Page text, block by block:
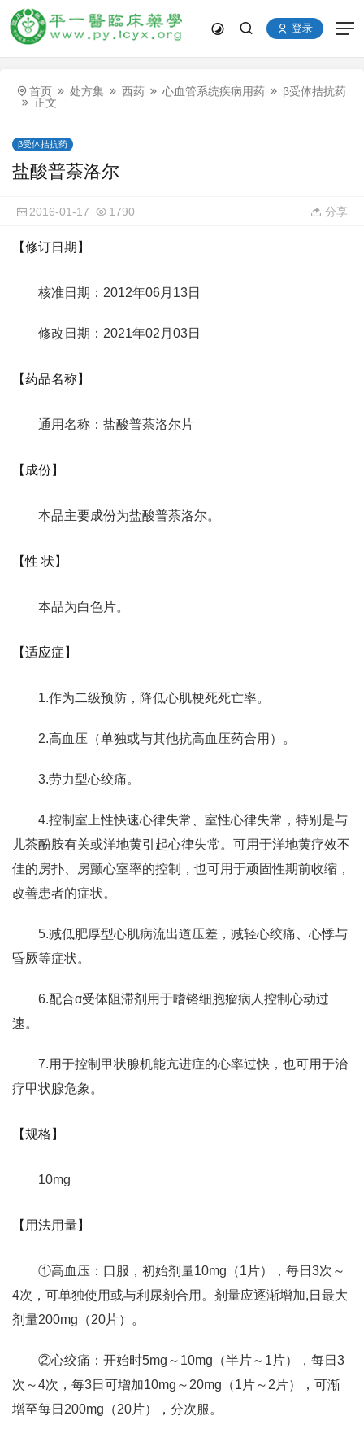
登录
首页 处方集 西药 心血管系统疾病用药
β受体拮抗药
正文
β受体拮抗药
盐酸普萘洛尔
2016-01-17 1790 分享
【修订日期】
核准日期：2012年06月13日
修改日期：2021年02月03日
【药品名称】
通用名称：盐酸普萘洛尔片
【成份】
本品主要成份为盐酸普萘洛尔。
【性 状】
本品为白色片。
【适应症】
1.作为二级预防，降低心肌梗死死亡率。
2.高血压（单独或与其他抗高血压药合用）。
3.劳力型心绞痛。
4.控制室上性快速心律失常、室性心律失常，特别是与
儿茶酚胺有关或洋地黄引起心律失常。可用于洋地黄疗效不
佳的房扑、房颤心室率的控制，也可用于顽固性期前收缩，
改善患者的症状。
5.减低肥厚型心肌病流出道压差，减轻心绞痛、心悸与
昏厥等症状。
6.配合α受体阻滞剂用于嗜铬细胞瘤病人控制心动过
速。
7.用于控制甲状腺机能亢进症的心率过快，也可用于治
疗甲状腺危象。
【规格】
10mg
【用法用量】
①高血压：口服，初始剂量10mg（1片），每日3次～
4次，可单独使用或与利尿剂合用。剂量应逐渐增加,日最大
剂量200mg（20片）。
②心绞痛：开始时5mg～10mg（半片～1片），每日3
次～4次，每3日可增加10mg～20mg（1片～2片），可渐
增至每日200mg（20片），分次服。